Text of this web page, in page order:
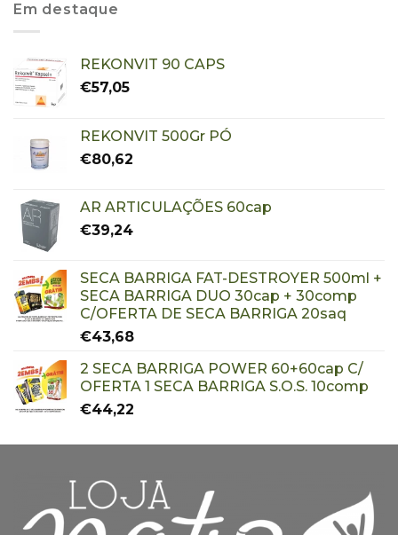
Em destaque
REKONVIT 90 CAPS
€57,05
REKONVIT 500Gr PÓ
€80,62
AR ARTICULAÇÕES 60cap
€39,24
SECA BARRIGA FAT-DESTROYER 500ml +
SECA BARRIGA DUO 30cap + 30comp
C/OFERTA DE SECA BARRIGA 20saq
€43,68
2 SECA BARRIGA POWER 60+60cap C/
OFERTA 1 SECA BARRIGA S.O.S. 10comp
€44,22